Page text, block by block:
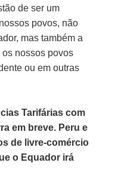
de ser um
povos, não
mas também a
nossos povos
ou em outras
Tarifárias com
em breve. Peru e
de livre-comércio
o Equador irá